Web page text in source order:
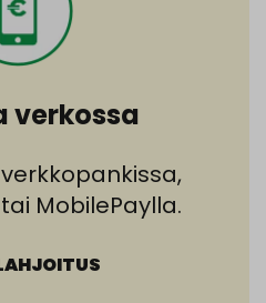
verkossa
MobilePaylla.